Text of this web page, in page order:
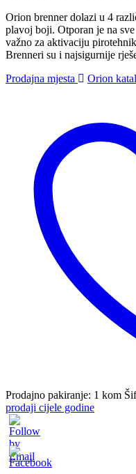
Orion brenner dolazi u 4
plavoj boji. Otporan je na
važno za aktivaciju
Brenneri su i najsigurnije
Prodajna mjesta
Orion
Prodajno pakiranje: 1 kom
prodaji cijele godine